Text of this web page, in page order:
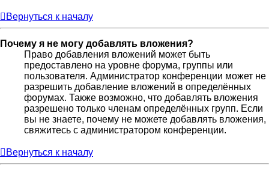
Вернуться к началу
Почему я не могу добавлять вложения?
Право добавления вложений может быть
предоставлено на уровне форума, группы или
пользователя. Администратор конференции может не
разрешить добавление вложений в определённых
форумах. Также возможно, что добавлять вложения
разрешено только членам определённых групп. Если
вы не знаете, почему не можете добавлять вложения,
свяжитесь с администратором конференции.
Вернуться к началу